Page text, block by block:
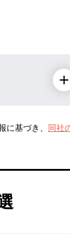
基づき、 同社